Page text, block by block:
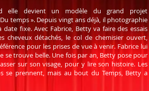
elle devient un modèle du grand projet
temps ». Depuis vingt ans déjà, il photographie
fixe. Avec Fabrice, Betty va faire des essais
cheveux détachés, le col de chemisier ouvert,
pour les prises de vue à venir. Fabrice lui
se trouve belle. Une fois par an, Betty pose pour
sur son visage, pour y lire son histoire. Les
se prennent, mais au bout du Temps, Betty a